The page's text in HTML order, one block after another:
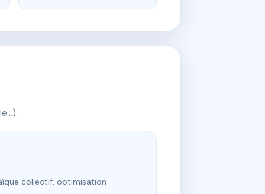
collectif, optimisation